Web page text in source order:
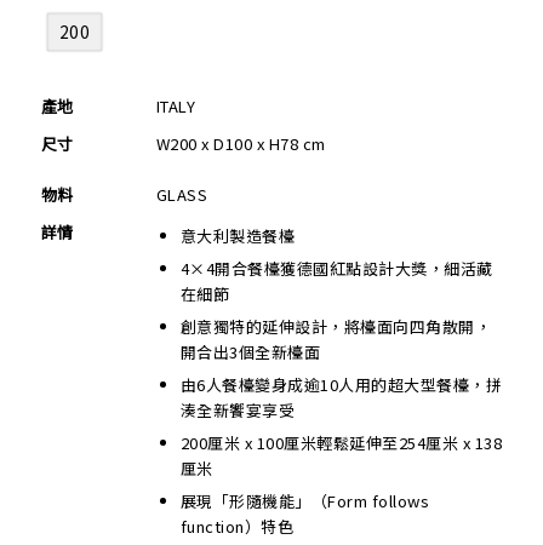
200
產地
ITALY
尺寸
W200 x D100 x H78 cm
物料
GLASS
詳情
意大利製造餐檯
4×4開合餐檯獲德國紅點設計大獎，細活藏
在細節
創意獨特的延伸設計，將檯面向四角散開，
開合出3個全新檯面
由6人餐檯變身成逾10人用的超大型餐檯，拼
湊全新饗宴享受
200厘米 x 100厘米輕鬆延伸至254厘米 x 138
厘米
展現「形隨機能」（Form follows
function）特色